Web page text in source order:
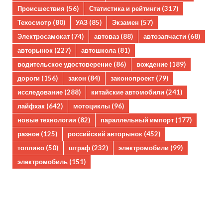
Происшествия (56) Статистика и рейтинги (317)
Техосмотр (80) УАЗ (85) Экзамен (57)
Электросамокат (74) автоваз (88) автозапчасти (68)
авторынок (227) автошкола(81)
водительское удостоверение (86) вождение (189)
дороги (156) закон (84) законопроект (79)
исследование (288) китайские автомобили (241)
лайфхак (642) мотоциклы (96)
новые технологии (82) параллельный импорт (177)
разное (125) российский авторынок (452)
топливо (50) штраф (232) электромобили (99)
электромобиль (151)